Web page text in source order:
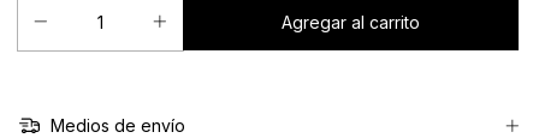
Medios de envío